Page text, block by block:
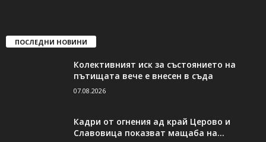
ПОСЛЕДНИ НОВИНИ
Колективният иск за състоянието на
пътищата вече е внесен в съда
07.08.2026
Кадри от огнения ад край Церово и
Славовица показват мащаба на...